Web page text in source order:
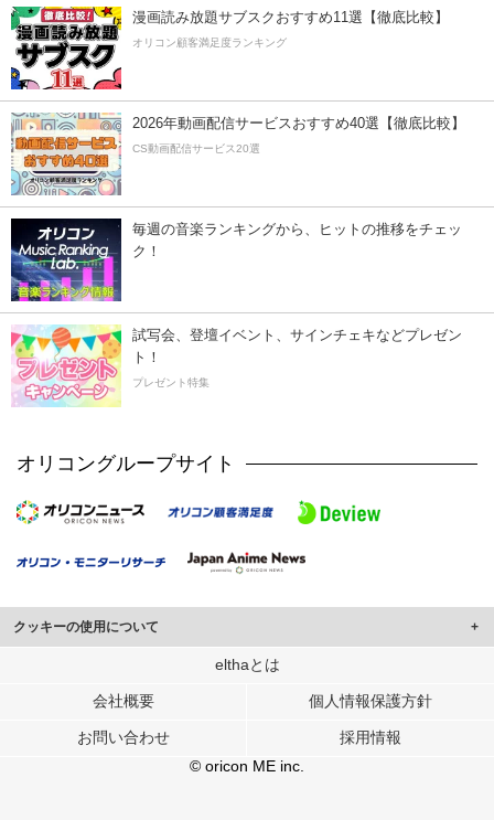
漫画読み放題サブスクおすすめ11選【徹底比較】
オリコン顧客満足度ランキング
2026年動画配信サービスおすすめ40選【徹底比較】
CS動画配信サービス20選
毎週の音楽ランキングから、ヒットの推移をチェッ
ク！
試写会、登壇イベント、サインチェキなどプレゼン
ト！
プレゼント特集
オリコングループサイト
クッキーの使用について
このサイトでは Cookie を使用して、ユーザーに合わせたコンテンツや広告の
行っています。
メディアや広告配信、データ解析の各パートナーに提供しています。
ユーザーが各パートナーのサービスを使用したときに収集した他の情報を組み
elthaとは
会社概要 個人情報保護方針
お問い合わせ
採用情報
© oricon ME inc.